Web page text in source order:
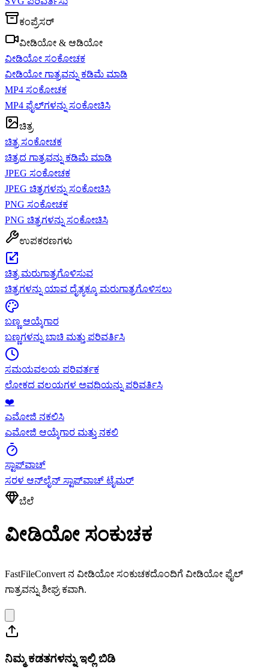
ಕಂಪ್ರೆಸರ್
ವೀಡಿಯೋ & ಆಡಿಯೋ
ವೀಡಿಯೋ ಸಂಕೋಚಕ
ವೀಡಿಯೋ ಗಾತ್ರವನ್ನು ಕಡಿಮೆ ಮಾಡಿ
MP4 ಸಂಕೋಚಕ
MP4 ಫೈಲ್‌ಗಳನ್ನು ಸಂಕೋಚಿಸಿ
ಚಿತ್ರ
ಚಿತ್ರ ಸಂಕೋಚಕ
ಚಿತ್ರದ ಗಾತ್ರವನ್ನು ಕಡಿಮೆ ಮಾಡಿ
JPEG ಸಂಕೋಚಕ
JPEG ಚಿತ್ರಗಳನ್ನು ಸಂಕೋಚಿಸಿ
PNG ಸಂಕೋಚಕ
PNG ಚಿತ್ರಗಳನ್ನು ಸಂಕೋಚಿಸಿ
ಉಪಕರಣಗಳು
ಚಿತ್ರ ಮರುಗಾತ್ರಗೊಳಿಸುವ
ಚಿತ್ರಗಳನ್ನು ಯಾವ ದೈತ್ಯಕ್ಕೂ ಮರುಗಾತ್ರಗೊಳಿಸಲು
ಬಣ್ಣ ಆಯ್ಕೆಗಾರ
ಬಣ್ಣಗಳನ್ನು ಬಾಚಿ ಮತ್ತು ಪರಿವರ್ತಿಸಿ
ಸಮಯವಲಯ ಪರಿವರ್ತಕ
ಲೋಕದ ವಲಯಗಳ ಅವಧಿಯನ್ನು ಪರಿವರ್ತಿಸಿ
❤️
ಎಮೋಜಿ ನಕಲಿಸಿ
ಎಮೋಜಿ ಆಯ್ಕೆಗಾರ ಮತ್ತು ನಕಲಿ
ಸ್ಟಾಪ್‌ವಾಚ್
ಸರಳ ಆನ್‌ಲೈನ್ ಸ್ಟಾಪ್‌ವಾಚ್ ಟೈಮರ್
ಬೆಲೆ
ವೀಡಿಯೋ ಸಂಕುಚಕ
FastFileConvert ನ ವೀಡಿಯೋ ಸಂಕುಚಕದೊಂದಿಗೆ ವೀಡಿಯೋ ಫೈಲ್
ಗಾತ್ರವನ್ನು ಶೀಘ್ರ ಕವಾಗಿ.
ನಿಮ್ಮ ಕಡತಗಳನ್ನು ಇಲ್ಲಿ ಬಿಡಿ